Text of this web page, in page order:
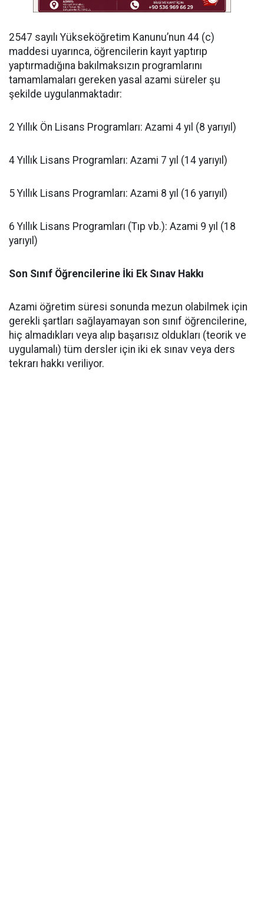
​2547 sayılı Yükseköğretim Kanunu’nun 44 (c)
maddesi uyarınca, öğrencilerin kayıt yaptırıp
yaptırmadığına bakılmaksızın programlarını
tamamlamaları gereken yasal azami süreler şu
şekilde uygulanmaktadır:
​2 Yıllık Ön Lisans Programları: Azami 4 yıl (8 yarıyıl)
​4 Yıllık Lisans Programları: Azami 7 yıl (14 yarıyıl)
​5 Yıllık Lisans Programları: Azami 8 yıl (16 yarıyıl)
​6 Yıllık Lisans Programları (Tıp vb.): Azami 9 yıl (18
yarıyıl)
Son Sınıf Öğrencilerine İki Ek Sınav Hakkı
​Azami öğretim süresi sonunda mezun olabilmek için
gerekli şartları sağlayamayan son sınıf öğrencilerine,
hiç almadıkları veya alıp başarısız oldukları (teorik ve
uygulamalı) tüm dersler için iki ek sınav veya ders
tekrarı hakkı veriliyor.